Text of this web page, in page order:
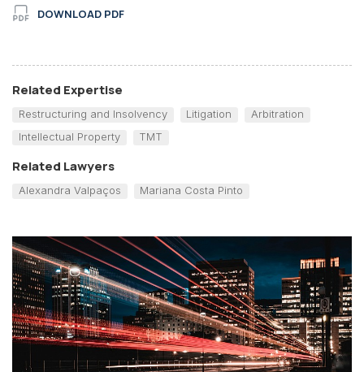
DOWNLOAD PDF
Related Expertise
Restructuring and Insolvency Litigation
Arbitration
Intellectual Property
TMT
Related Lawyers
Alexandra Valpaços Mariana Costa Pinto